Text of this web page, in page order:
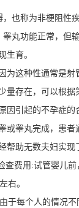
称为非梗阻性
丸功能正常，但
生育。
这种性通常是射
量存在，可以根据
引起的不孕症的
或睾丸完成，患者
助无数夫妇实现
查费用:试管婴儿
右。
每个人的情况不